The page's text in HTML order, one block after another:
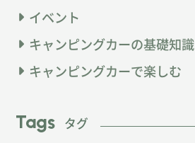
イベント
キャンピングカーの基礎知識
キャンピングカーで楽しむ
Tags タグ